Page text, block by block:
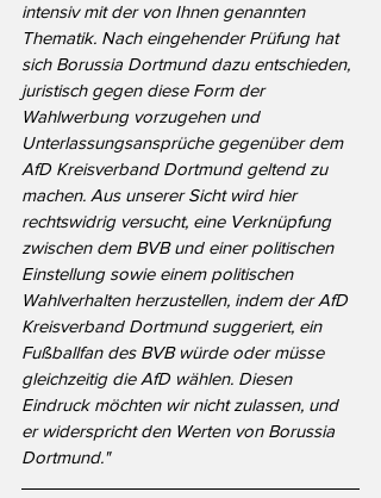
intensiv mit der von Ihnen genannten
Thematik. Nach eingehender Prüfung hat
sich Borussia Dortmund dazu entschieden,
juristisch gegen diese Form der
Wahlwerbung vorzugehen und
Unterlassungsansprüche gegenüber dem
AfD Kreisverband Dortmund geltend zu
machen. Aus unserer Sicht wird hier
rechtswidrig versucht, eine Verknüpfung
zwischen dem BVB und einer politischen
Einstellung sowie einem politischen
Wahlverhalten herzustellen, indem der AfD
Kreisverband Dortmund suggeriert, ein
Fußballfan des BVB würde oder müsse
gleichzeitig die AfD wählen. Diesen
Eindruck möchten wir nicht zulassen, und
er widerspricht den Werten von Borussia
Dortmund."